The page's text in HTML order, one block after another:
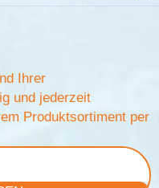
Ihrer
und jederzeit
Produktsortiment per